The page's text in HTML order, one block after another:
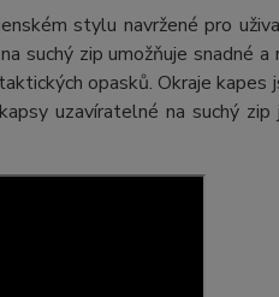
stylu navržené pro
suchý zip umožňuje snadné a
opasků. Okraje kapes
uzavíratelné na suchý